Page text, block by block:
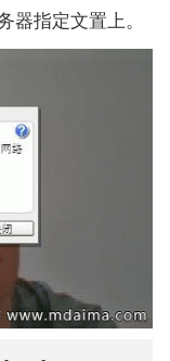
器指定文置上。